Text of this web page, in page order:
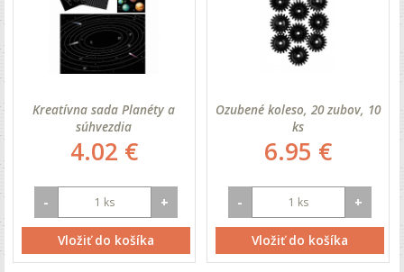
Kreatívna sada Planéty a
súhvezdia
4.02 €
- +
Vložiť do košíka
Ozubené koleso, 20 zubov, 10
ks
6.95 €
- +
Vložiť do košíka